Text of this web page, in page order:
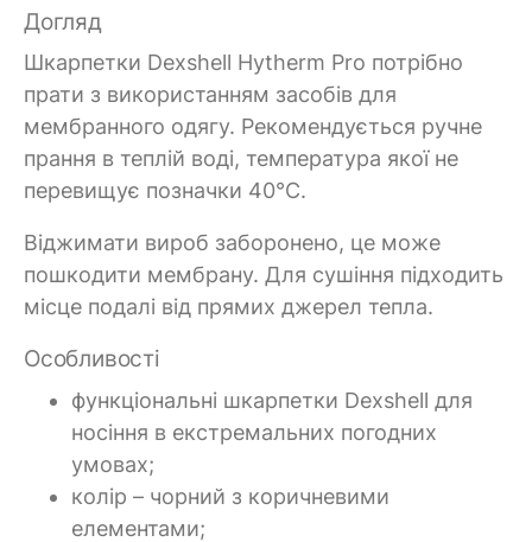
Догляд
Шкарпетки Dexshell Hytherm Pro потрібно
прати з використанням засобів для
мембранного одягу. Рекомендується ручне
прання в теплій воді, температура якої не
перевищує позначки 40°C.
Віджимати вироб заборонено, це може
пошкодити мембрану. Для сушіння підходить
місце подалі від прямих джерел тепла.
Особливості
функціональні шкарпетки Dexshell для
носіння в екстремальних погодних
умовах;
колір – чорний з коричневими
елементами;